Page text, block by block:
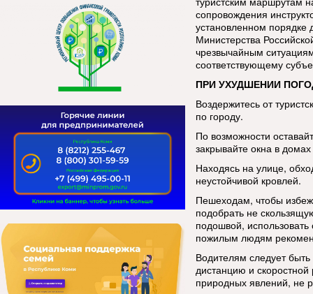
сопровождения
установленном
Министерства
чрезвычайным
соответствующему
ПРИ УХУДШЕНИИ
Воздержитесь от
по городу.
По возможности
закрывайте окна в
Находясь на улице,
неустойчивой кровлей.
Пешеходам, чтобы
подобрать не
подошвой,
пожилым людям
Водителям следует
дистанцию и
природных явлений, не